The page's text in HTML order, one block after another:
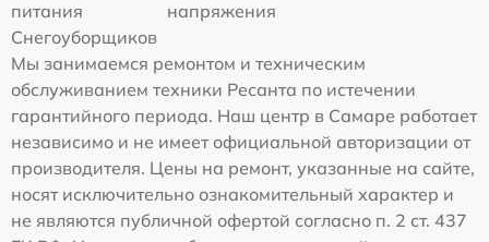
питания
напряжения
Снегоуборщиков
Мы занимаемся ремонтом и техническим
обслуживанием техники Ресанта по истечении
гарантийного периода. Наш центр в Самаре работает
независимо и не имеет официальной авторизации от
производителя. Цены на ремонт, указанные на сайте,
носят исключительно ознакомительный характер и
не являются публичной офертой согласно п. 2 ст. 437